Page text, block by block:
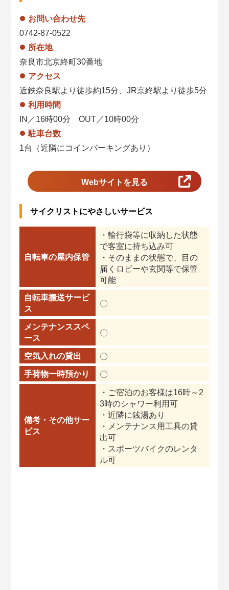
お問い合わせ先
0742-87-0522
所在地
奈良市北京終町30番地
アクセス
近鉄奈良駅より徒歩約15分、JR京終駅より徒歩5分
利用時間
IN／16時00分 OUT／10時00分
駐車台数
1台（近隣にコインパーキングあり）
Webサイトを見る
サイクリストにやさしいサービス
自転車の屋内保管
・輸行袋等に収納した状態
で客室に持ち込み可
・そのままの状態で、目の
届くロビーや玄関等で保管
可能
自転車搬送サービ
ス
〇
メンテナンススペ
ース
〇
空気入れの貸出
〇
手荷物一時預かり
〇
備考・その他サー
ビス
・ご宿泊のお客様は16時～2
3時のシャワー利用可
・近隣に銭湯あり
・メンテナンス用工具の貸
出可
・スポーツバイクのレンタ
ル可